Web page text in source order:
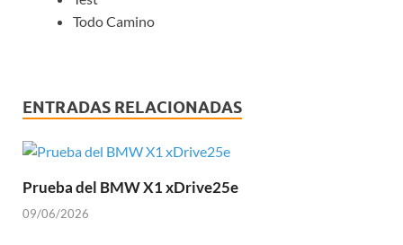
Todo Camino
ENTRADAS RELACIONADAS
Prueba del BMW X1 xDrive25e
09/06/2026